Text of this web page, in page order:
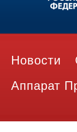
Новости
Аппарат